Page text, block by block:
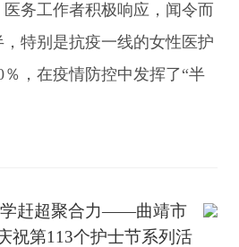
务工作者积极响应，闻令而
特别是抗疫一线的女性医护
，在疫情防控中发挥了“半
学赶超聚合力——曲靖市
祝第113个护士节系列活